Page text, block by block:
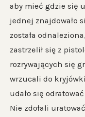
aby mieć gdzie się
jednej znajdowało
została
zastrzelił się z
rozrywających się
wrzucali do
udało się
Nie zdołali